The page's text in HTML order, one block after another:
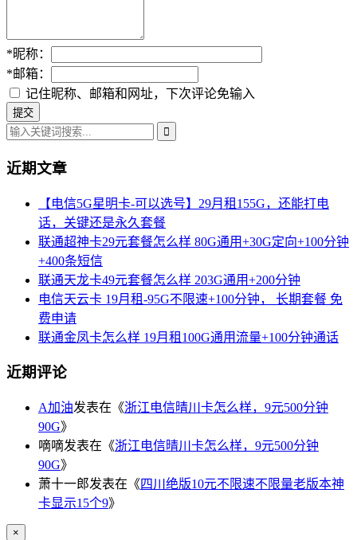
*昵称：
*邮箱：
记住昵称、邮箱和网址，下次评论免输入
近期文章
【电信5G星明卡-可以选号】29月租155G，还能打电
话，关键还是永久套餐
联通超神卡29元套餐怎么样 80G通用+30G定向+100分钟
+400条短信
联通天龙卡49元套餐怎么样 203G通用+200分钟
电信天云卡 19月租-95G不限速+100分钟， 长期套餐 免
费申请
联通金凤卡怎么样 19月租100G通用流量+100分钟通话
近期评论
A加油发表在《浙江电信晴川卡怎么样，9元500分钟
90G》
嘀嘀发表在《浙江电信晴川卡怎么样，9元500分钟
90G》
萧十一郎发表在《四川绝版10元不限速不限量老版本神
卡显示15个9》
×